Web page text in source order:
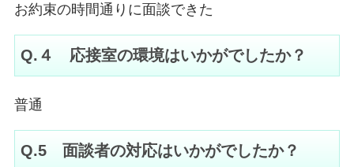
お約束の時間通りに面談できた
Q.４ 応接室の環境はいかがでしたか？
普通
Q.5 面談者の対応はいかがでしたか？